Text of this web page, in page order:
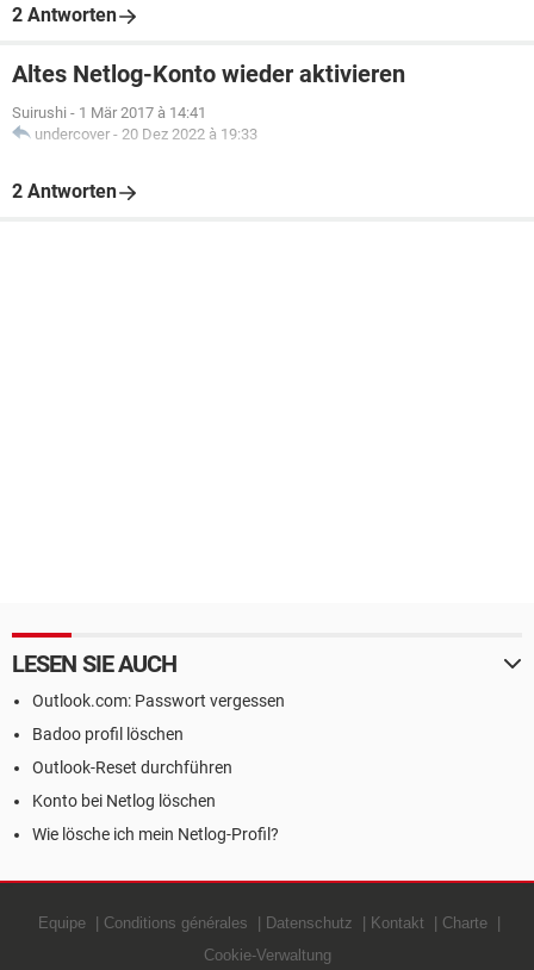
2 Antworten
Altes Netlog-Konto wieder aktivieren
Suirushi - 1 Mär 2017 à 14:41
undercover - 20 Dez 2022 à 19:33
2 Antworten
LESEN SIE AUCH
Outlook.com: Passwort vergessen
Badoo profil löschen
Outlook-Reset durchführen
Konto bei Netlog löschen
Wie lösche ich mein Netlog-Profil?
Equipe Conditions générales Datenschutz Kontakt
Charte
Cookie-Verwaltung